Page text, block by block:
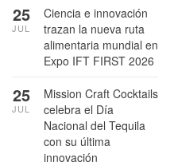
Ciencia e innovación
trazan la nueva ruta
alimentaria mundial en
Expo IFT FIRST 2026
25
JUL
Mission Craft Cocktails
celebra el Día
Nacional del Tequila
con su última
innovación
25
JUL